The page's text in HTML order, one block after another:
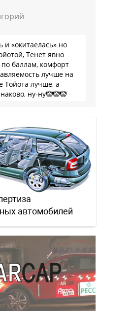
и «окитаелась» но
Тенет явно
баллам, комфорт
лучше на
Тойота лучше, а
ну-ну🤡🤡🤡
автомобилей